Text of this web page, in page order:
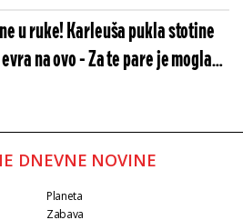
Andrije Bajića
u ruke! Karleuša pukla stotine
na ovo - Za te pare je mogla
DNEVNE NOVINE
Planeta
Zabava